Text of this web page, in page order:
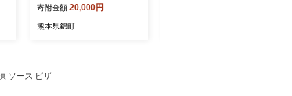
イズ 小麦粉不使用 グルテン
フリー 米粉 緑茶 もっちり
寄附金額 20,000円
熊本県錦町
ソース ピザ